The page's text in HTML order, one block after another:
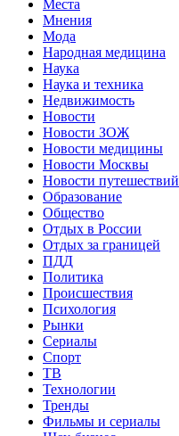
Места
Мнения
Мода
Народная медицина
Наука
Наука и техника
Недвижимость
Новости
Новости ЗОЖ
Новости медицины
Новости Москвы
Новости путешествий
Образование
Общество
Отдых в России
Отдых за границей
ПДД
Политика
Происшествия
Психология
Рынки
Сериалы
Спорт
ТВ
Технологии
Тренды
Фильмы и сериалы